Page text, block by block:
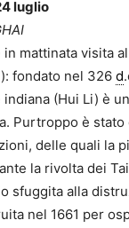
luglio
mattinata visita
fondato nel 326 d
(Hui Li) è
Purtroppo è
delle quali la
la rivolta dei
sfuggita alla
nel 1661 per